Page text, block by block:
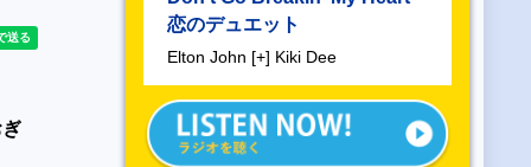
恋のデュエット
Elton John [+] Kiki Dee